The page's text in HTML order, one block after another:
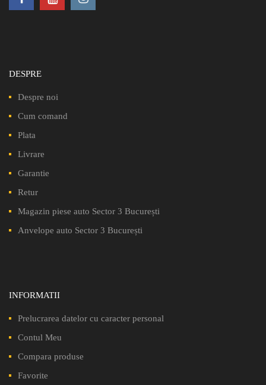
DESPRE
Despre noi
Cum comand
Plata
Livrare
Garantie
Retur
Magazin piese auto Sector 3 București
Anvelope auto Sector 3 București
INFORMATII
Prelucrarea datelor cu caracter personal
Contul Meu
Compara produse
Favorite